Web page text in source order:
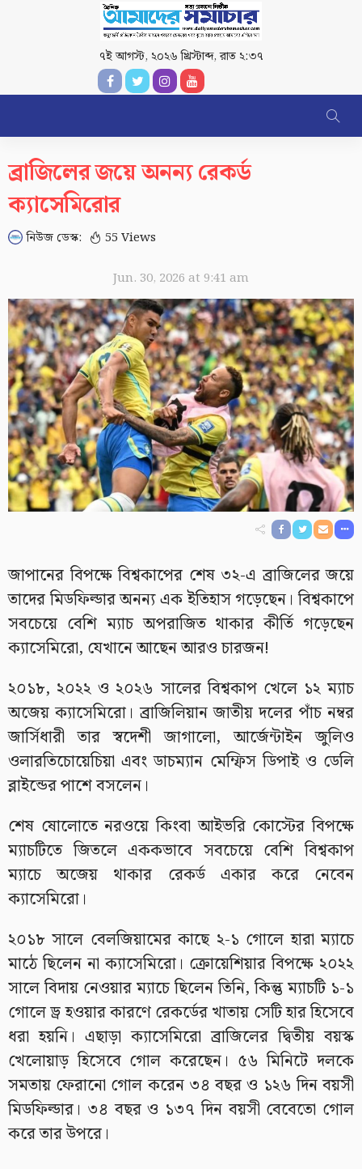
৭ই আগস্ট, ২০২৬ খ্রিস্টাব্দ,রাত ২:৩৭
ব্রাজিলের জয়ে অনন্য রেকর্ড
ক্যাসেমিরোর
নিউজ ডেস্ক: 55 Views
Jun. 30, 2026 at 9:41 am
জাপানের বিপক্ষে বিশ্বকাপের শেষ ৩২-এ ব্রাজিলের জয়ে
তাদের মিডফিল্ডার অনন্য এক ইতিহাস গড়েছেন। বিশ্বকাপে
সবচেয়ে বেশি ম্যাচ অপরাজিত থাকার কীর্তি গড়েছেন
ক্যাসেমিরো, যেখানে আছেন আরও চারজন!
২০১৮, ২০২২ ও ২০২৬ সালের বিশ্বকাপ খেলে ১২ ম্যাচ
অজেয় ক্যাসেমিরো। ব্রাজিলিয়ান জাতীয় দলের পাঁচ নম্বর
জার্সিধারী তার স্বদেশী জাগালো, আর্জেন্টাইন জুলিও
ওলারতিচোয়েচিয়া এবং ডাচম্যান মেম্ফিস ডিপাই ও ডেলি
ব্লাইন্ডের পাশে বসলেন।
শেষ ষোলোতে নরওয়ে কিংবা আইভরি কোস্টের বিপক্ষে
ম্যাচটিতে জিতলে এককভাবে সবচেয়ে বেশি বিশ্বকাপ
ম্যাচে অজেয় থাকার রেকর্ড একার করে নেবেন
ক্যাসেমিরো।
২০১৮ সালে বেলজিয়ামের কাছে ২-১ গোলে হারা ম্যাচে
মাঠে ছিলেন না ক্যাসেমিরো। ক্রোয়েশিয়ার বিপক্ষে ২০২২
সালে বিদায় নেওয়ার ম্যাচে ছিলেন তিনি, কিন্তু ম্যাচটি ১-১
গোলে ড্র হওয়ার কারণে রেকর্ডের খাতায় সেটি হার হিসেবে
ধরা হয়নি। এছাড়া ক্যাসেমিরো ব্রাজিলের দ্বিতীয় বয়স্ক
খেলোয়াড় হিসেবে গোল করেছেন। ৫৬ মিনিটে দলকে
সমতায় ফেরানো গোল করেন ৩৪ বছর ও ১২৬ দিন বয়সী
মিডফিল্ডার। ৩৪ বছর ও ১৩৭ দিন বয়সী বেবেতো গোল
করে তার উপরে।